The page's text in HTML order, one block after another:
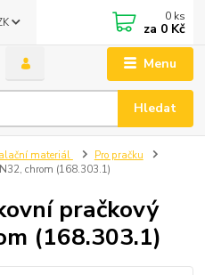
Menu
Hledat
0 ks
za 0 Kč
materiál
Pro pračku
chrom (168.303.1)
pračkový
(168.303.1)